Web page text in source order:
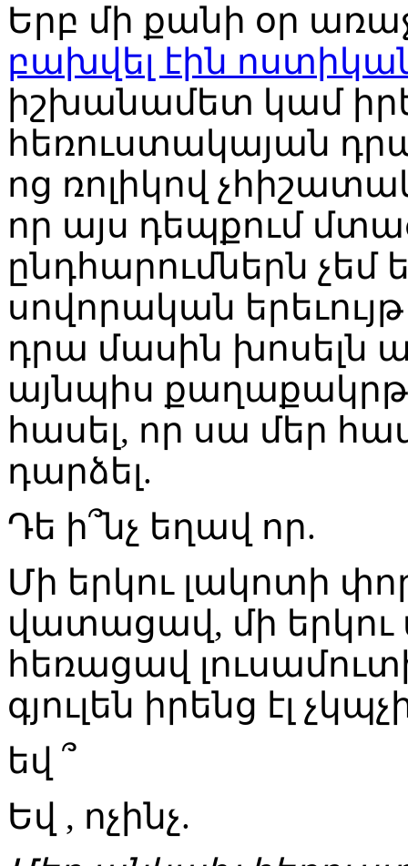
Երբ մի քանի օր
բախվել էին
իշխանամետ կամ
հեռուստակայան
ոց ռոլիկով
որ այս դեպքում
ընդհարումներն չեմ
սովորական
դրա մասին խոսելն
այնպիս
հասել, որ սա մեր
դարձել.
Դե ի՞նչ եղավ որ.
Մի երկու լակոտի
վատացավ, մի երկու
հեռացավ
գյուլեն իրենց էլ
եվ ՞
Եվ , ոչինչ.